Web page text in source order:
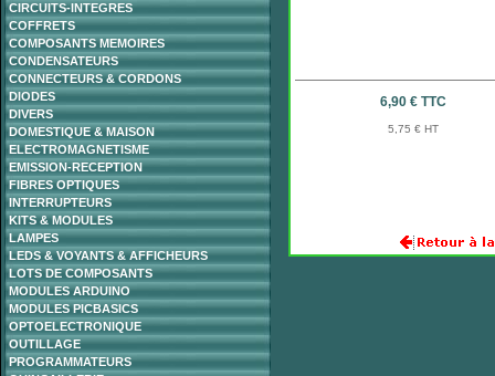
CIRCUITS-INTEGRES
COFFRETS
COMPOSANTS MEMOIRES
CONDENSATEURS
CONNECTEURS & CORDONS
DIODES
DIVERS
DOMESTIQUE & MAISON
ELECTROMAGNETISME
EMISSION-RECEPTION
FIBRES OPTIQUES
INTERRUPTEURS
KITS & MODULES
LAMPES
LEDS & VOYANTS & AFFICHEURS
LOTS DE COMPOSANTS
MODULES ARDUINO
MODULES PICBASICS
OPTOELECTRONIQUE
OUTILLAGE
PROGRAMMATEURS
6,90 € TTC
5,75 € HT